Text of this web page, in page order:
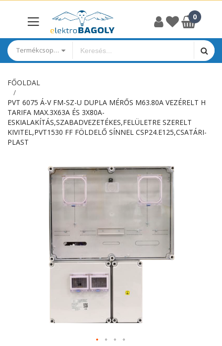
Termékcsoportok
FŐOLDAL
PVT 6075 Á-V FM-SZ-U DUPLA MÉRŐS M63.80A VEZÉRELT H
TARIFA MAX.3X63A ÉS 3X80A-
ESKIALAKÍTÁS,SZABADVEZETÉKES,FELÜLETRE SZERELT
KIVITEL,PVT1530 FF FÖLDELŐ SÍNNEL CSP24.E125,CSATÁRI-
PLAST